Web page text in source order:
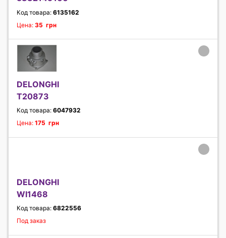
Код товара: 6135162
Цена: 35 грн
DELONGHI
T20873
Код товара: 6047932
Цена: 175 грн
DELONGHI
WI1468
Код товара: 6822556
Под заказ